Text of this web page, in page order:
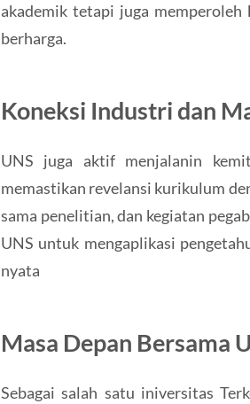
akademik tetapi juga
berharga.
Koneksi Industri dan
UNS juga aktif menjalanin
memastikan revelansi kurikulum
sama penelitian, dan kegiatan
UNS untuk mengaplikasi
nyata
Masa Depan Bersama
Sebagai salah satu iniversitas